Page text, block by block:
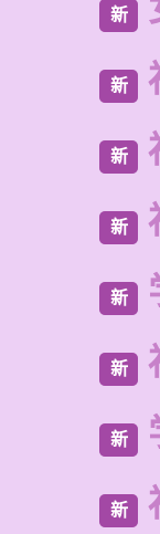
新
新
新
新
新
新
新
新